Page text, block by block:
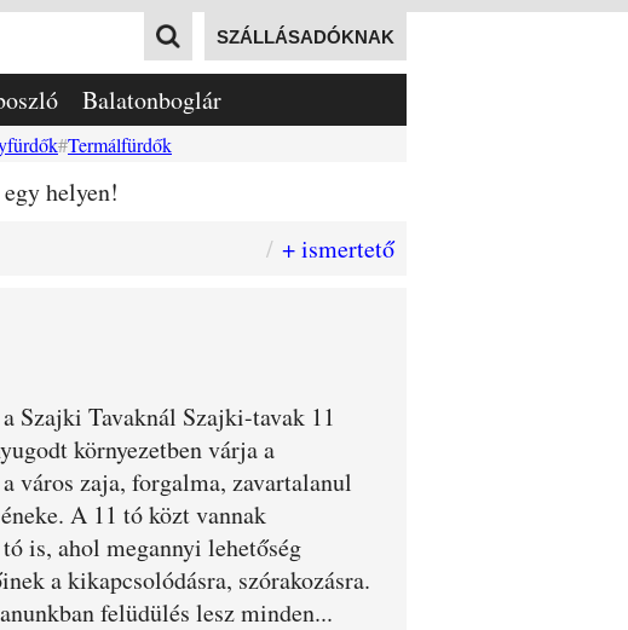
SZÁLLÁSADÓKNAK
Balatonboglár
Termálfürdők
helyen!
+ ismertető
Szajki Tavaknál Szajki-tavak 11
környezetben várja a
város zaja, forgalma, zavartalanul
A 11 tó közt vannak
is, ahol megannyi lehetőség
a kikapcsolódásra, szórakozásra.
felüdülés lesz minden...